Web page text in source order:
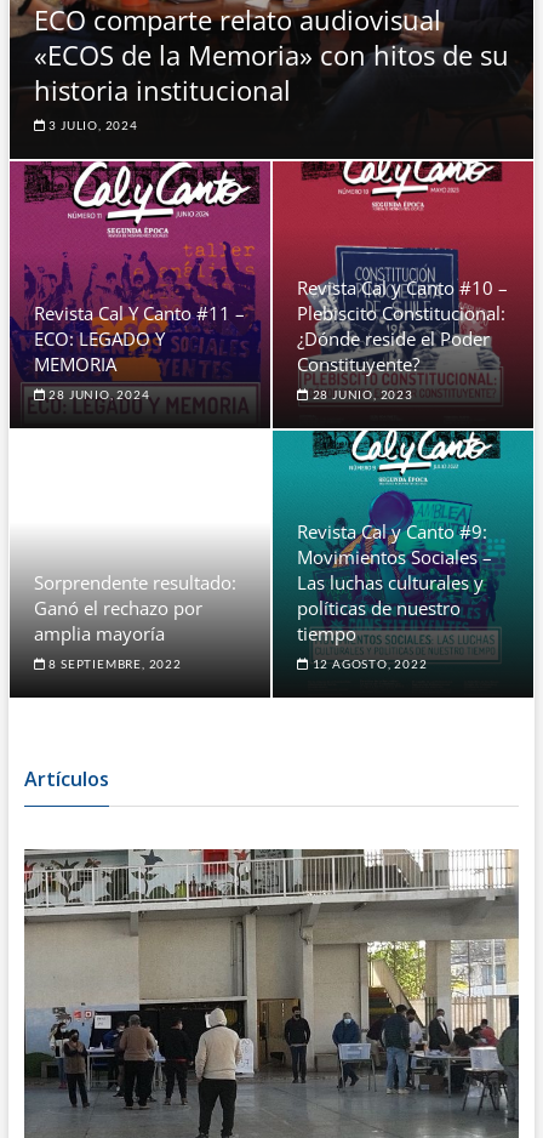
ECO comparte relato audiovisual
«ECOS de la Memoria» con hitos de su
historia institucional
3 JULIO, 2024
Revista Cal Y Canto #11 –
ECO: LEGADO Y
MEMORIA
28 JUNIO, 2024
Revista Cal y Canto #10 –
Plebiscito Constitucional:
¿Dónde reside el Poder
Constituyente?
28 JUNIO, 2023
Sorprendente resultado:
Ganó el rechazo por
amplia mayoría
8 SEPTIEMBRE, 2022
Revista Cal y Canto #9:
Movimientos Sociales –
Las luchas culturales y
políticas de nuestro
tiempo
12 AGOSTO, 2022
Artículos